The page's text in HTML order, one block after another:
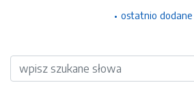
ostatnio dodane
Wyszukiwarka